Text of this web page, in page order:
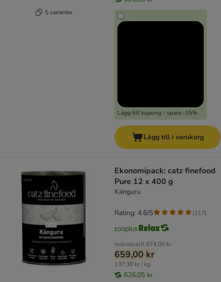
5 varianter
Lägg till kupong - spara -15%
Lägg till i varukorg
Ekonomipack: catz finefood
Pure 12 x 400 g
Känguru
Individuellt 674,00 kr
659,00 kr
137,30 kr / kg
626,05 kr
Rating: 4.6/5 (117)